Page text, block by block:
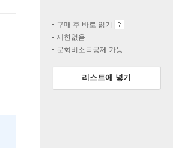
구매 후 바로 읽기
제한없음
문화비소득공제 가능
리스트에 넣기